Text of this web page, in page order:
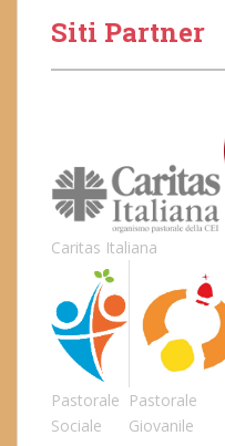
Siti Partner
Caritas Italiana
Pastorale
Sociale
Pastorale
Giovanile